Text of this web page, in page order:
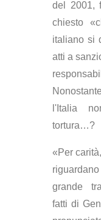
del 2001,
chiesto
italiano si
atti a
l'Italia
tortura…?
«Per
grande
fatti di